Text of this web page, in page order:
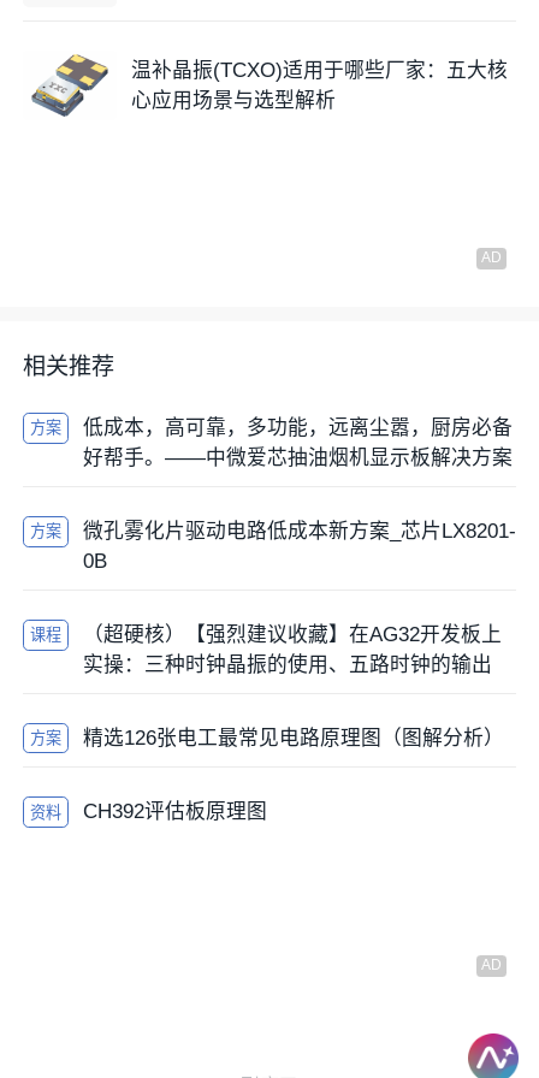
温补晶振(TCXO)适用于哪些厂家：五大核
心应用场景与选型解析
相关推荐
方案
低成本，高可靠，多功能，远离尘嚣，厨房必备
好帮手。——中微爱芯抽油烟机显示板解决方案
方案
微孔雾化片驱动电路低成本新方案_芯片LX8201-
0B
课程
（超硬核）【强烈建议收藏】在AG32开发板上
实操：三种时钟晶振的使用、五路时钟的输出
方案 精选126张电工最常见电路原理图（图解分析）
资料 CH392评估板原理图